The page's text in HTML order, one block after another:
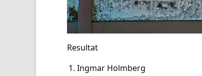
Resultat
Ingmar Holmberg